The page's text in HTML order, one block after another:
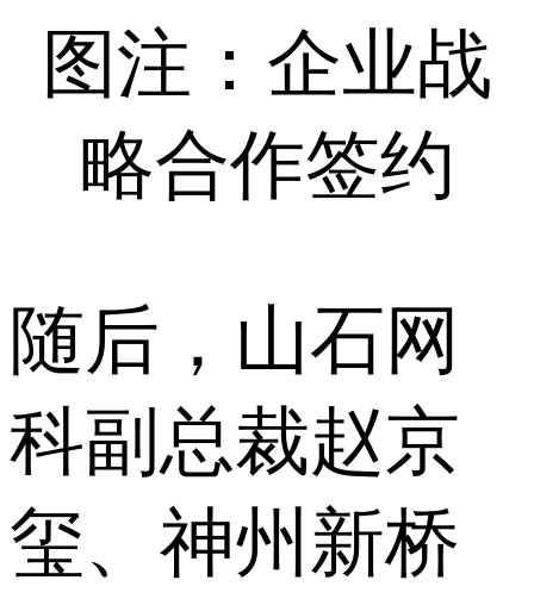
图注：企业战
略合作签约
随后，山石网
科副总裁赵京
玺、神州新桥